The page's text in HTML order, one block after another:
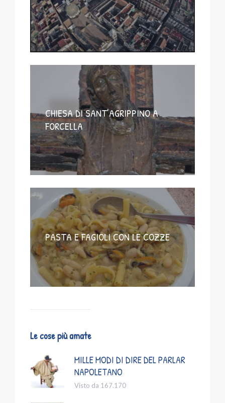
CHIESA DI SANT’AGRIPPINO A
FORCELLA
PASTA E FAGIOLI CON LE COZZE
Le cose più amate
MILLE MODI DI DIRE DEL PARLAR
NAPOLETANO
Visto da 167.170